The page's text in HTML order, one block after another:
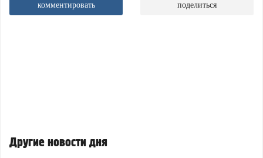
комментировать поделиться
Другие новости дня